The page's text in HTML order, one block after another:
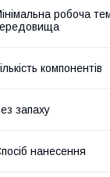
робоча
компонентів
запаху
нанесення